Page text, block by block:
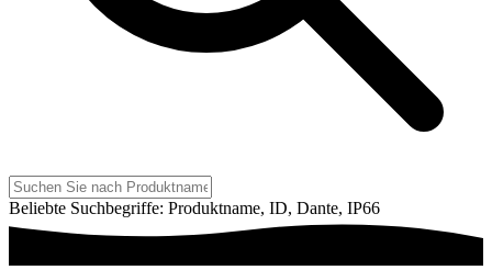
Beliebte Suchbegriffe: Produktname, ID, Dante, IP66